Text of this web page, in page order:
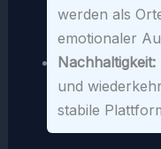
werden als
emotionaler
Nachhaltigkeit:
und
stabile